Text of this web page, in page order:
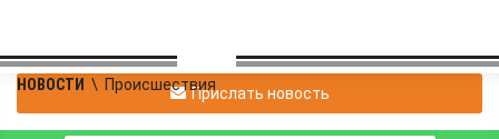
НОВОСТИ \ ПроисшествияПрислать новость